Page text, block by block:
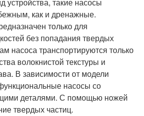
устройства, такие насосы
как и дренажные.
только для
без попадания твердых
насоса транспортируются только
волокнистой текстуры и
В зависимости от модели
насосы со
деталями. С помощью ножей
твердых частиц.